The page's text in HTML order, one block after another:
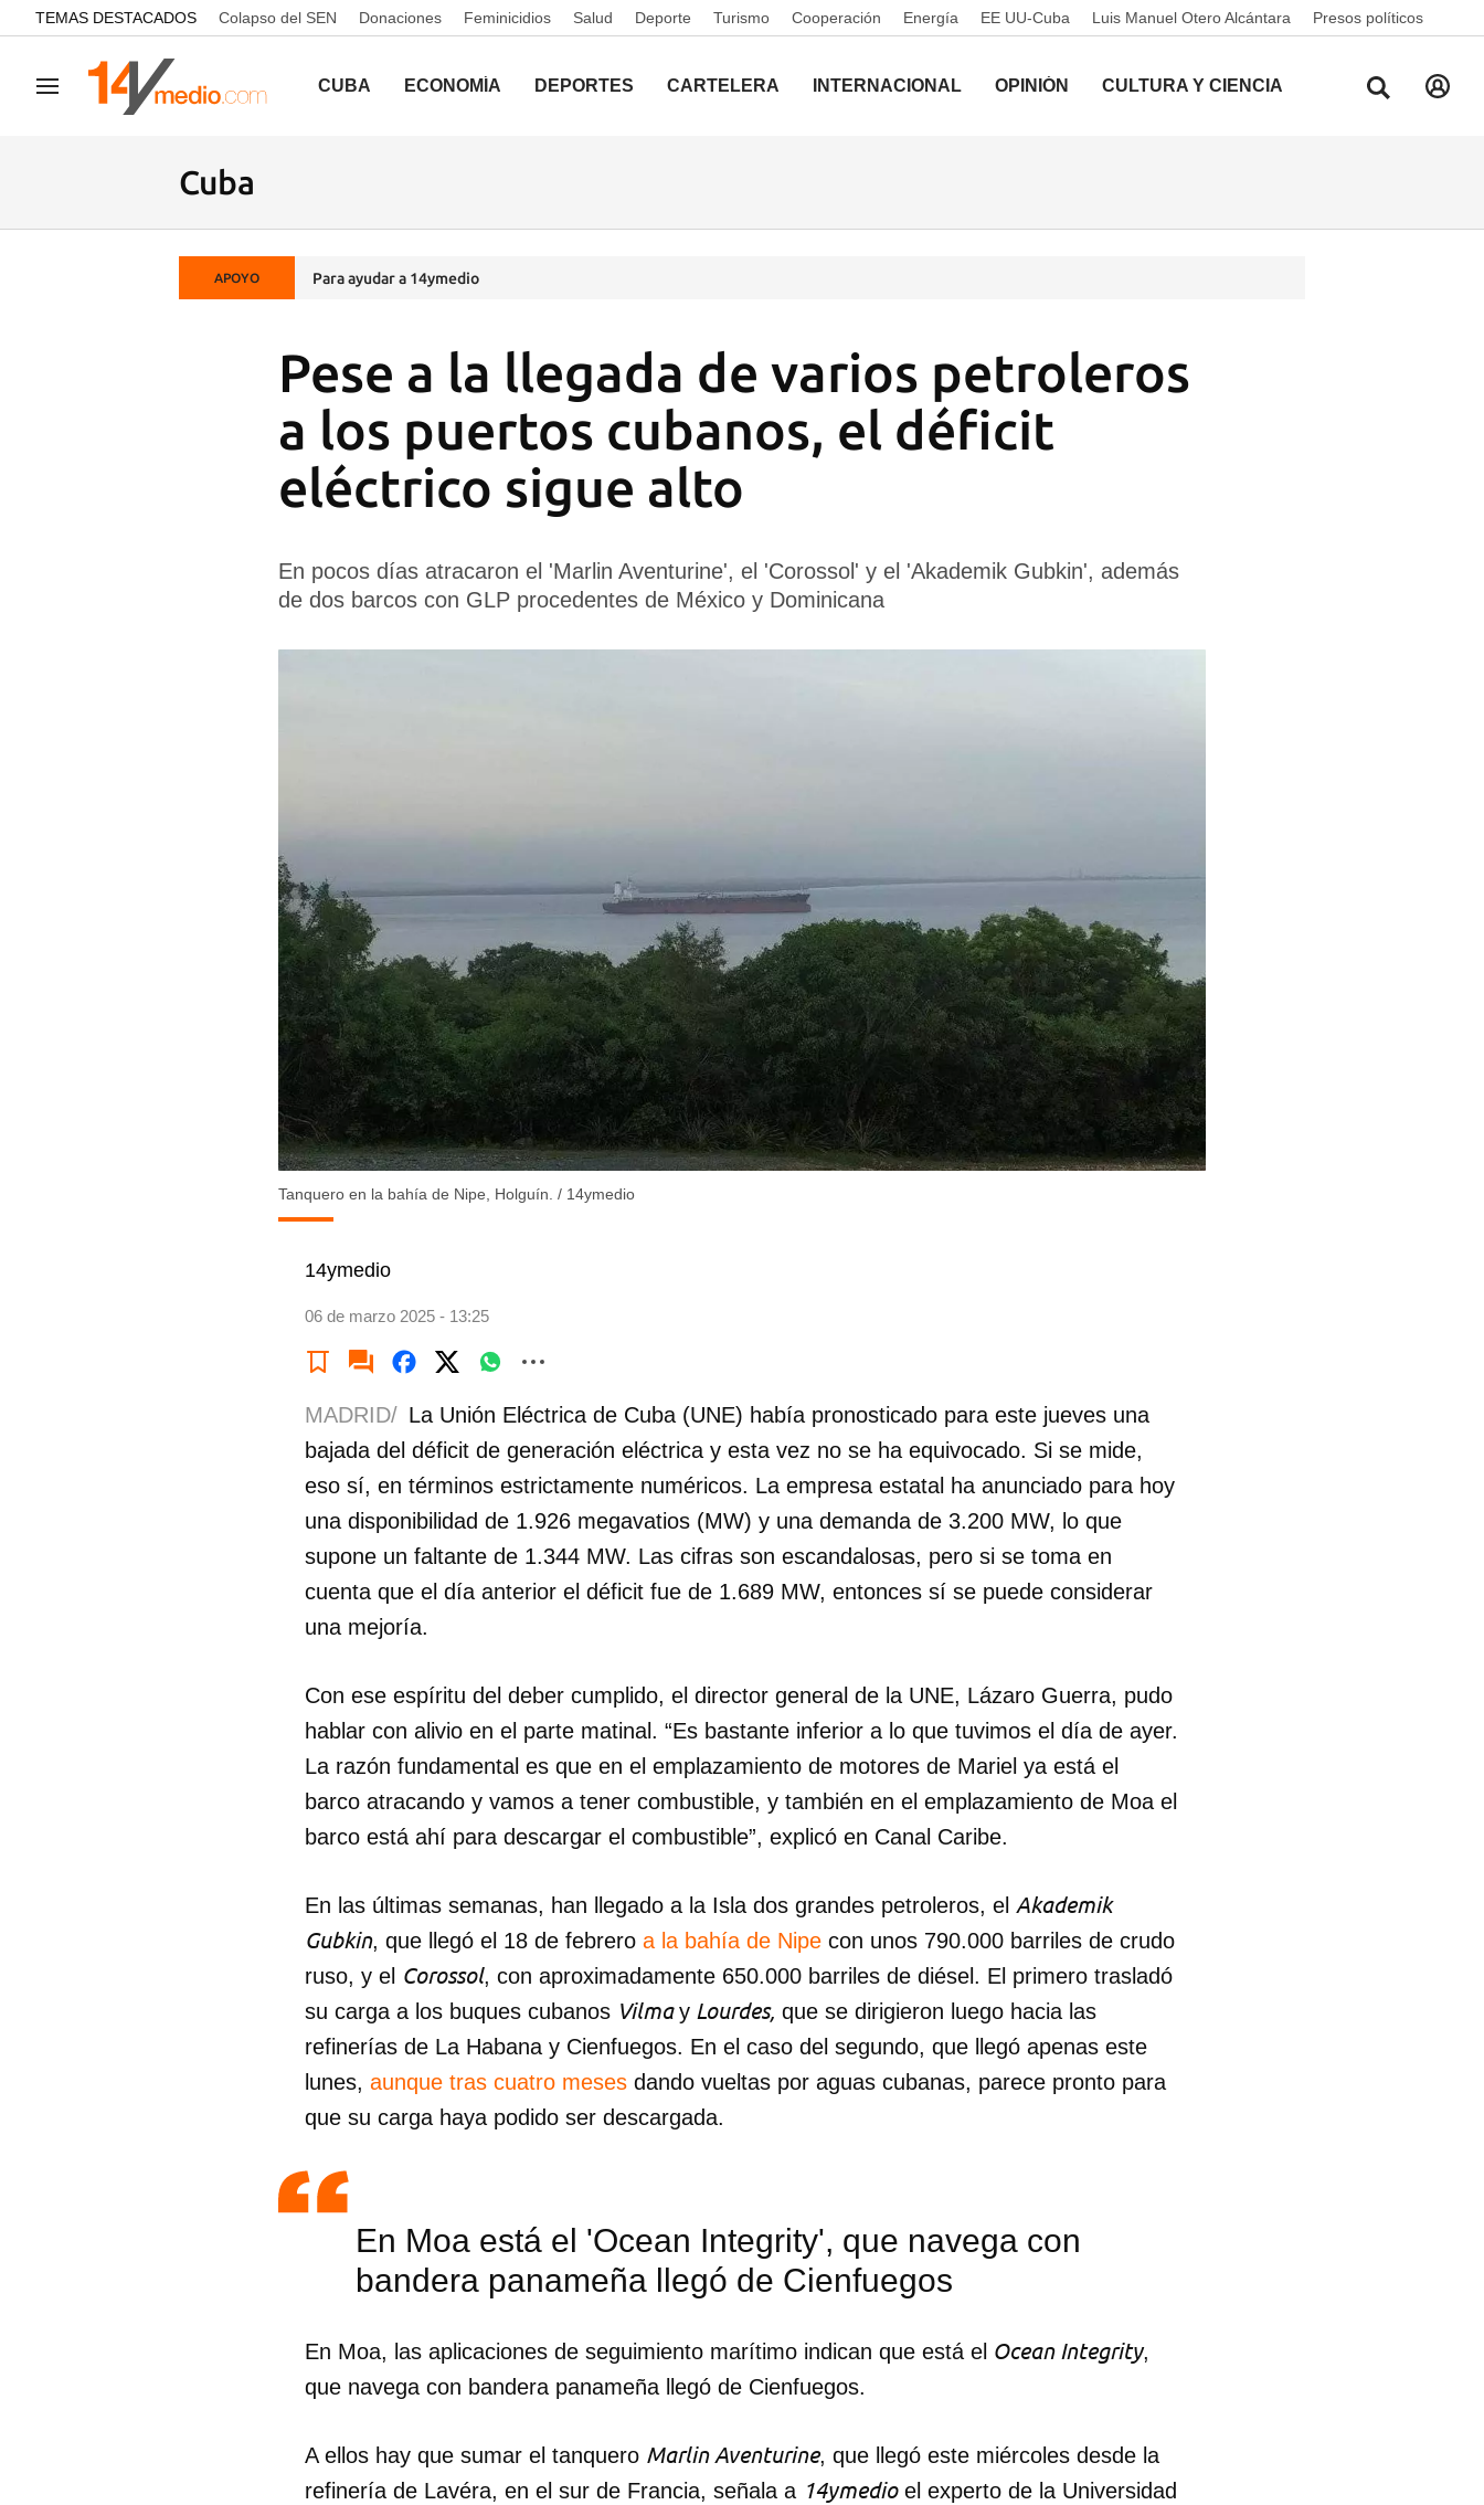
common.go-to-content
TEMAS DESTACADOS Colapso del SEN Donaciones Feminicidios Salud Deporte Turismo Cooperación Energía EE UU-Cuba Luis Manuel Otero Alcántara Presos políticos
Navegación CUBA ECONOMÍA DEPORTES CARTELERA INTERNACIONAL OPINIÓN CULTURA Y CIENCIA
Cuba
APOYO Para ayudar a 14ymedio
Pese a la llegada de varios petroleros
a los puertos cubanos, el déficit
eléctrico sigue alto
En pocos días atracaron el 'Marlin Aventurine', el 'Corossol' y el 'Akademik Gubkin', además
de dos barcos con GLP procedentes de México y Dominicana
Tanquero en la bahía de Nipe, Holguín. / 14ymedio
14ymedio
06 de marzo 2025 - 13:25
Guardar como favorito
cuenta de 14ymedio.
MADRID/ La Unión Eléctrica de Cuba (UNE) había pronosticado para este jueves una
bajada del déficit de generación eléctrica y esta vez no se ha equivocado. Si se mide,
eso sí, en términos estrictamente numéricos. La empresa estatal ha anunciado para hoy
una disponibilidad de 1.926 megavatios (MW) y una demanda de 3.200 MW, lo que
supone un faltante de 1.344 MW. Las cifras son escandalosas, pero si se toma en
cuenta que el día anterior el déficit fue de 1.689 MW, entonces sí se puede considerar
una mejoría.
Con ese espíritu del deber cumplido, el director general de la UNE, Lázaro Guerra, pudo
hablar con alivio en el parte matinal. “Es bastante inferior a lo que tuvimos el día de ayer.
La razón fundamental es que en el emplazamiento de motores de Mariel ya está el
barco atracando y vamos a tener combustible, y también en el emplazamiento de Moa el
barco está ahí para descargar el combustible”, explicó en Canal Caribe.
En las últimas semanas, han llegado a la Isla dos grandes petroleros, el Akademik
Gubkin, que llegó el 18 de febrero a la bahía de Nipe con unos 790.000 barriles de crudo
ruso, y el Corossol, con aproximadamente 650.000 barriles de diésel. El primero trasladó
su carga a los buques cubanos Vilmay Lourdes, que se dirigieron luego hacia las
refinerías de La Habana y Cienfuegos. En el caso del segundo, que llegó apenas este
lunes, aunque tras cuatro meses dando vueltas por aguas cubanas, parece pronto para
que su carga haya podido ser descargada.
En Moa está el 'Ocean Integrity', que navega con
bandera panameña llegó de Cienfuegos
En Moa, las aplicaciones de seguimiento marítimo indican que está el Ocean Integrity,
que navega con bandera panameña llegó de Cienfuegos.
A ellos hay que sumar el tanquero Marlin Aventurine, que llegó este miércoles desde la
refinería de Lavéra, en el sur de Francia, señala a 14ymedioel experto de la Universidad